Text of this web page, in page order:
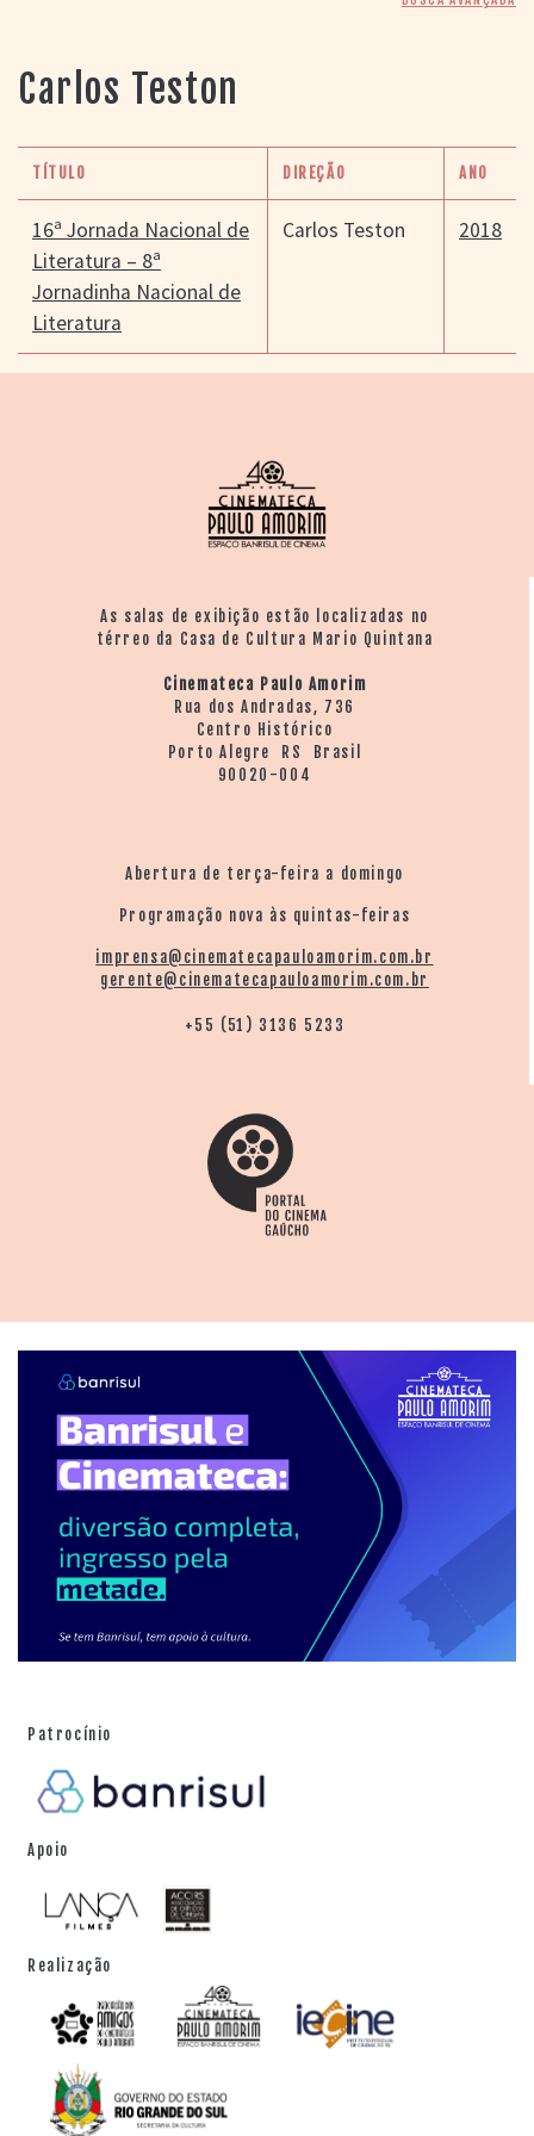
PORTAL DO
CINEMA GAÚCHO
> LISTA DE FILMES
> FILMOGRAFIAS DE
CINEASTAS
> DISCOGRAFIAS
> BIBLIOGRAFIAS
CONTATO E
LOCALIZAÇÃO
Carlos Teston
TÍTULO DIREÇÃO ANO
16ª Jornada Nacional de
Literatura – 8ª
Jornadinha Nacional de
Literatura
Carlos Teston 2018
As salas de exibição estão localizadas no
térreo da Casa de Cultura Mario Quintana
Cinemateca Paulo Amorim
Rua dos Andradas, 736
Centro Histórico
Porto Alegre RS Brasil
90020-004
Abertura de terça-feira a domingo
Programação nova às quintas-feiras
imprensa@cinematecapauloamorim.com.br
gerente@cinematecapauloamorim.com.br
+55 (51) 3136 5233
Patrocínio
Apoio
Realização